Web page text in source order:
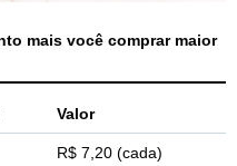
mais você comprar maior
Valor
R$ 7,20 (cada)